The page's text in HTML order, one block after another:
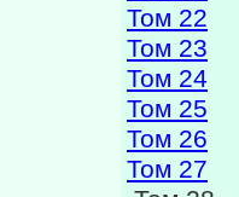
Том 22
Том 23
Том 24
Том 25
Том 26
Том 27